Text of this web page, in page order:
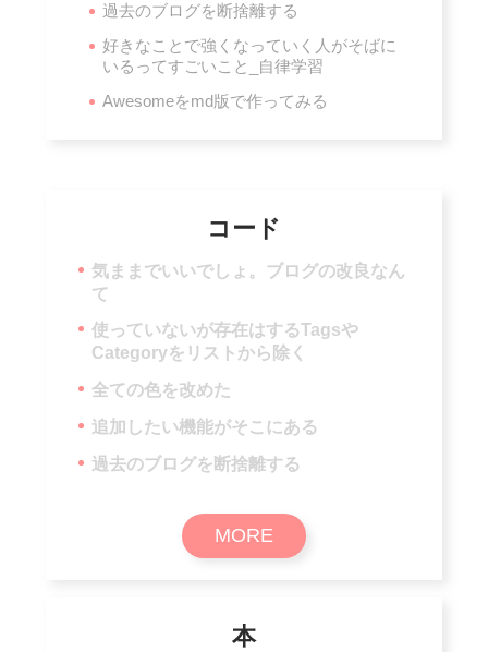
過去のブログを断捨離する
好きなことで強くなっていく人がそばに
いるってすごいこと_自律学習
Awesomeをmd版で作ってみる
コード
気ままでいいでしょ。ブログの改良なん
て
使っていないが存在はするTagsや
Categoryをリストから除く
全ての色を改めた
追加したい機能がそこにある
過去のブログを断捨離する
MORE
本